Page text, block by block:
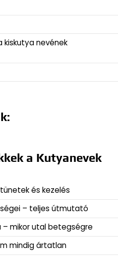
kiskutya nevének
a Kutyanevek
és kezelés
– teljes útmutató
– mikor utal betegségre
mindig ártatlan